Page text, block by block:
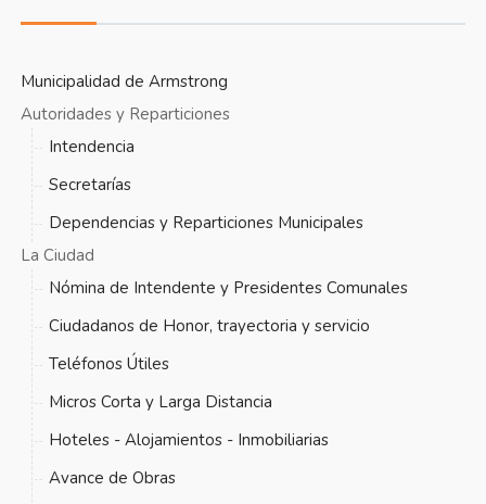
Municipalidad de Armstrong
Autoridades y Reparticiones
Intendencia
Secretarías
Dependencias y Reparticiones Municipales
La Ciudad
Nómina de Intendente y Presidentes Comunales
Ciudadanos de Honor, trayectoria y servicio
Teléfonos Útiles
Micros Corta y Larga Distancia
Hoteles - Alojamientos - Inmobiliarias
Avance de Obras